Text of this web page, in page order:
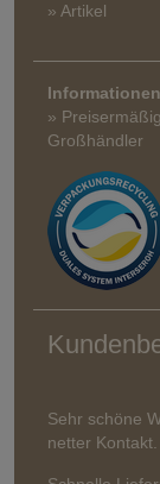
» Artikel
»
Großhändler
Sehr schöne
netter Kontakt.